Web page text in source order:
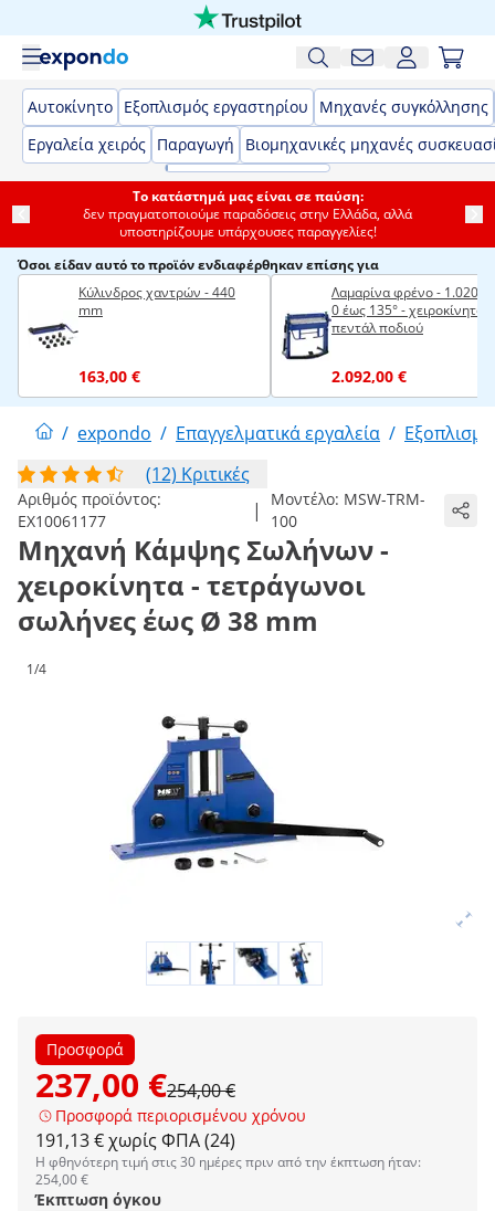
Αυτοκίνητο Εξοπλισμός εργαστηρίου
Μηχανές συγκόλλησης
Εργαλεία χειρός Παραγωγή Βιομηχανικές μηχανές
Το κατάστημά μας είναι σε παύση:
δεν πραγματοποιούμε παραδόσεις στην Ελλάδα, αλλά
υποστηρίζουμε υπάρχουσες παραγγελίες!
Όσοι είδαν αυτό το προϊόν ενδιαφέρθηκαν επίσης για
Κύλινδρος χαντρών - 440
mm
163,00 €
Λαμαρίνα φρένο - 1.020
0 έως 135° - χειροκίνητο -
πεντάλ ποδιού
2.092,00 €
/ expondo / Επαγγελματικά εργαλεία /
(12) Κριτικές
Αριθμός προϊόντος:
EX10061177
| Μοντέλο: MSW-TRM-
100
Μηχανή Κάμψης Σωλήνων -
χειροκίνητα - τετράγωνοι
σωλήνες έως Ø 38 mm
1/4
Προσφορά
237,00 €254,00 €
Προσφορά περιορισμένου χρόνου
191,13 € χωρίς ΦΠΑ (24)
Η φθηνότερη τιμή στις 30 ημέρες πριν από την έκπτωση ήταν:
254,00 €
Έκπτωση όγκου